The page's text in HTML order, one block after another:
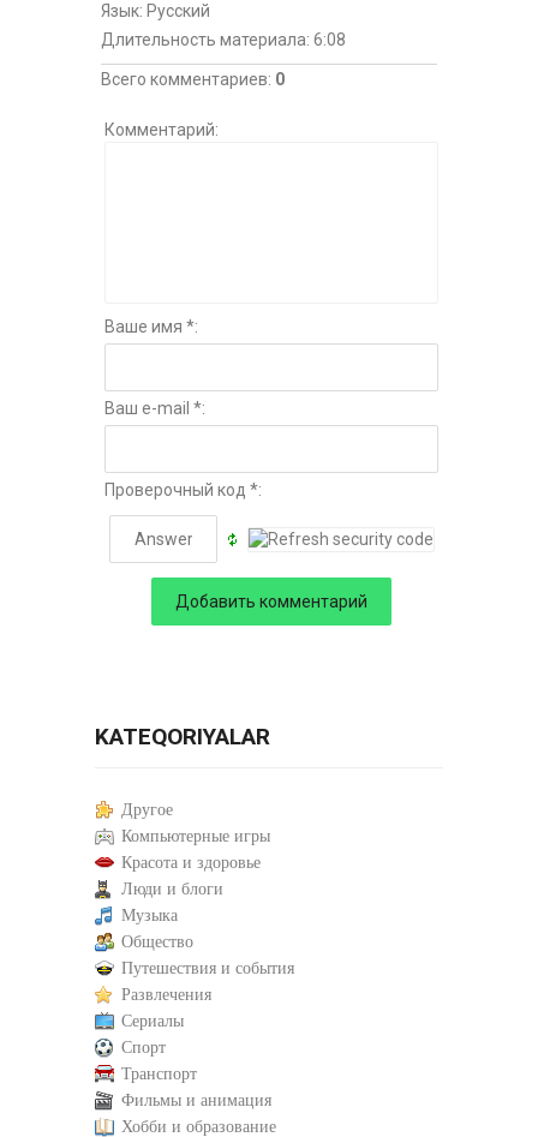
Язык: Русский
Длительность материала: 6:08
Всего комментариев: 0
Комментарий:
Ваше имя *:
Ваш e-mail *:
Проверочный код *:
KATEQORIYALAR
Другое
Компьютерные игры
Красота и здоровье
Люди и блоги
Музыка
Общество
Путешествия и события
Развлечения
Сериалы
Спорт
Транспорт
Фильмы и анимация
Хобби и образование